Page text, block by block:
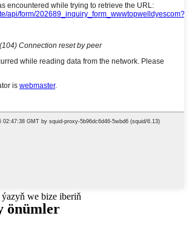
we bize iberiň
önümler